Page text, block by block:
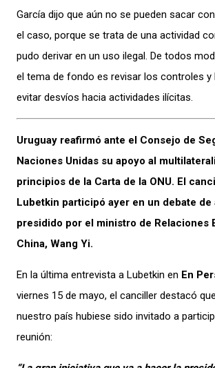
García dijo que aún no se pueden sacar
el caso, porque se trata de una actividad
pudo derivar en un uso ilegal. De todos
el tema de fondo es revisar los controles y
evitar desvíos hacia actividades ilícitas.
Uruguay reafirmó ante el Consejo de
Naciones Unidas su apoyo al
principios de la Carta de la ONU. El
Lubetkin participó ayer en un debate de
presidido por el ministro de Relaciones
China, Wang Yi.
En la última entrevista a Lubetkin en En
viernes 15 de mayo, el canciller destacó
nuestro país hubiese sido invitado a
reunión: